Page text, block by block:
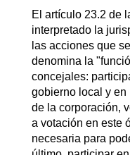
El artículo 23.2 de
interpretado la
las acciones que
denomina la
concejales:
gobierno local y
de la corporación,
a votación en este
necesaria para